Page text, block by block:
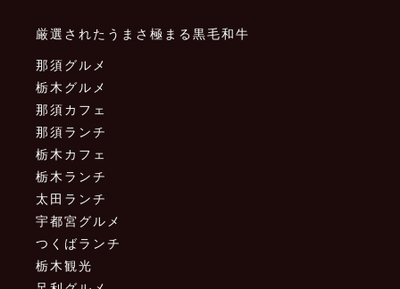
厳選されたうまさ極まる黒毛和牛
那須グルメ
栃木グルメ
那須カフェ
那須ランチ
栃木カフェ
栃木ランチ
太田ランチ
宇都宮グルメ
つくばランチ
栃木観光